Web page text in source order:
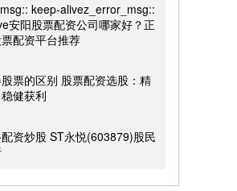
keep-alivez_error_msg::
安阳股票配资公司哪家好？正
配资平台推荐
票的区别 股票配资选股：精
健获利
资炒股 ST永悦(603879)股民